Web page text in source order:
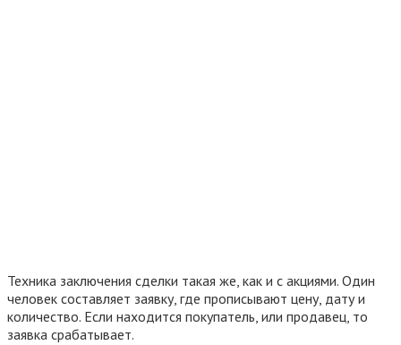
Техника заключения сделки такая же, как и с акциями. Один
человек составляет заявку, где прописывают цену, дату и
количество. Если находится покупатель, или продавец, то
заявка срабатывает.